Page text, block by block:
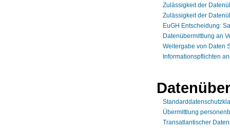
Zulässigkeit der
Zulässigkeit der
EuGH Entscheidung:
Datenübermittlung an
Weitergabe von Daten
Informationspflichten
Übermittlung
Transatlantischer